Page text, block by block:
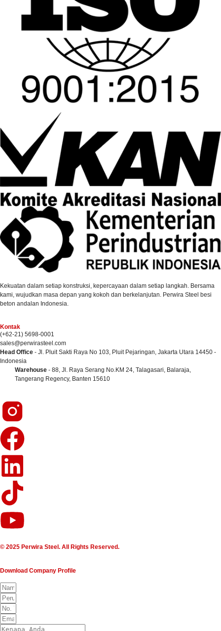
Kekuatan dalam setiap konstruksi, kepercayaan dalam setiap langkah. Bersama
kami, wujudkan masa depan yang kokoh dan berkelanjutan. Perwira Steel besi
beton andalan Indonesia.
Kontak
(+62-21) 5698-0001
sales@perwirasteel.com
Head Office - Jl. Pluit Sakti Raya No 103, Pluit Pejaringan, Jakarta Utara 14450 -
Indonesia
Warehouse - 88, Jl. Raya Serang No.KM 24, Talagasari, Balaraja,
Tangerang Regency, Banten 15610
© 2025 Perwira Steel. All Rights Reserved.
Download Company Profile